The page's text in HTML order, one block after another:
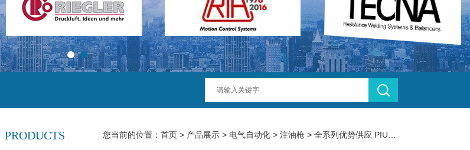
PRODUCTS 您当前的位置： 首页 > 产品展示 > 电气自动化 > 注油枪 > 全系列优势供应 PIUSI 加油枪 K500